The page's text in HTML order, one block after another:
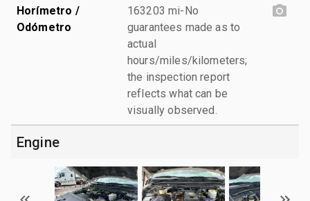
Horímetro /
Odómetro
163203 mi-No
guarantees made as to
actual
hours/miles/kilometers;
the inspection report
reflects what can be
visually observed.
Engine